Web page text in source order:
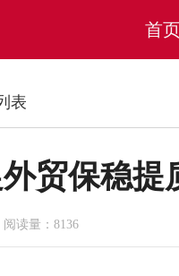
首
表
贸保稳提
读量：8136